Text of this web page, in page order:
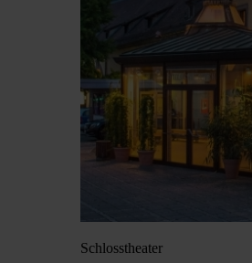
Schloss­theater